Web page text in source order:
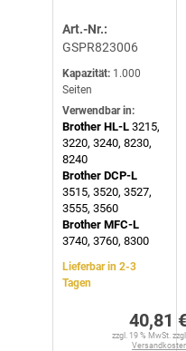
Art.-Nr.:
GSPR823006
Kapazität: 1.000
Seiten
Verwendbar in:
Brother HL-L 3215,
3220, 3240, 8230,
8240
Brother DCP-L
3515, 3520, 3527,
3555, 3560
Brother MFC-L
3740, 3760, 8300
Lieferbar in 2-3
Tagen
40,81
zzgl. 19 % MwSt.